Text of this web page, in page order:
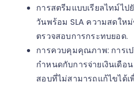
การสตรีมแบบเรียลไทม์ไป
วันพร้อม SLA ความสดให
ตรวจสอบการกระทบยอด.
การควบคุมคุณภาพ: การเ
กำหนดกับการจ่ายเงินเดือ
สอบที่ไม่สามารถแก้ไขได้